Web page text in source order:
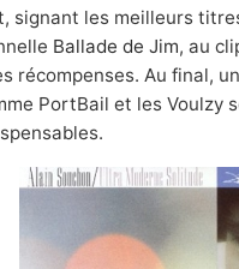
signant les meilleurs
Ballade de Jim, au
récompenses. Au final,
PortBail et les Voulzy